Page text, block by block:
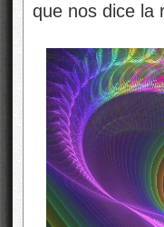
que nos dice la